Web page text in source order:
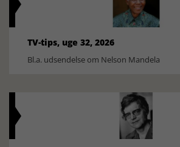
TV-tips, uge 32, 2026
Bl.a. udsendelse om Nelson Mandela